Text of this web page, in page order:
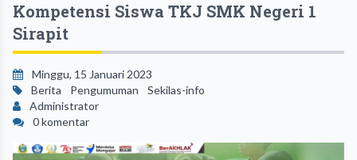
Kompetensi Siswa TKJ SMK Negeri 1
Sirapit
Minggu, 15 Januari 2023
Berita
Pengumuman
Sekilas-info
Administrator
0 komentar